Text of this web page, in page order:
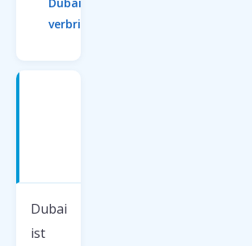
verbringen.
Dubai
ist